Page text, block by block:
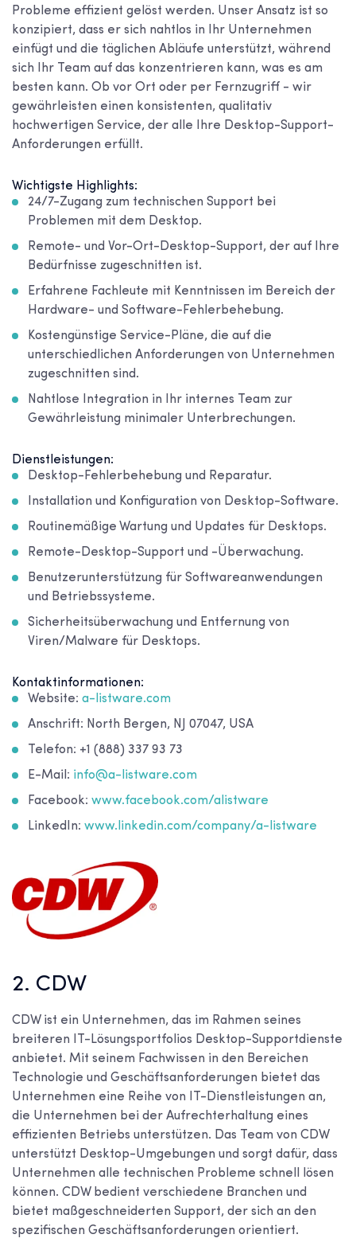
Probleme effizient gelöst werden. Unser Ansatz ist so
konzipiert, dass er sich nahtlos in Ihr Unternehmen
einfügt und die täglichen Abläufe unterstützt, während
sich Ihr Team auf das konzentrieren kann, was es am
besten kann. Ob vor Ort oder per Fernzugriff - wir
gewährleisten einen konsistenten, qualitativ
hochwertigen Service, der alle Ihre Desktop-Support-
Anforderungen erfüllt.
Wichtigste Highlights:
24/7-Zugang zum technischen Support bei
Problemen mit dem Desktop.
Remote- und Vor-Ort-Desktop-Support, der auf Ihre
Bedürfnisse zugeschnitten ist.
Erfahrene Fachleute mit Kenntnissen im Bereich der
Hardware- und Software-Fehlerbehebung.
Kostengünstige Service-Pläne, die auf die
unterschiedlichen Anforderungen von Unternehmen
zugeschnitten sind.
Nahtlose Integration in Ihr internes Team zur
Gewährleistung minimaler Unterbrechungen.
Dienstleistungen:
Desktop-Fehlerbehebung und Reparatur.
Installation und Konfiguration von Desktop-Software.
Routinemäßige Wartung und Updates für Desktops.
Remote-Desktop-Support und -Überwachung.
Benutzerunterstützung für Softwareanwendungen
und Betriebssysteme.
Sicherheitsüberwachung und Entfernung von
Viren/Malware für Desktops.
Kontaktinformationen:
Website: a-listware.com
Anschrift: North Bergen, NJ 07047, USA
Telefon: +1 (888) 337 93 73
E-Mail: info@a-listware.com
Facebook: www.facebook.com/alistware
LinkedIn: www.linkedin.com/company/a-listware
2. CDW
CDW ist ein Unternehmen, das im Rahmen seines
breiteren IT-Lösungsportfolios Desktop-Supportdienste
anbietet. Mit seinem Fachwissen in den Bereichen
Technologie und Geschäftsanforderungen bietet das
Unternehmen eine Reihe von IT-Dienstleistungen an,
die Unternehmen bei der Aufrechterhaltung eines
effizienten Betriebs unterstützen. Das Team von CDW
unterstützt Desktop-Umgebungen und sorgt dafür, dass
Unternehmen alle technischen Probleme schnell lösen
können. CDW bedient verschiedene Branchen und
bietet maßgeschneiderten Support, der sich an den
spezifischen Geschäftsanforderungen orientiert.